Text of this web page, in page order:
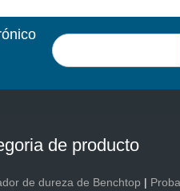
de producto
de dureza de Benchtop |